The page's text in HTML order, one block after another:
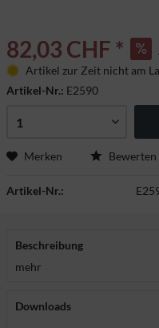
82,03 CHF *
Artikel zur Zeit nicht am
Artikel-Nr.: E2590
Merken Bewerten
Artikel-Nr.:
Beschreibung
mehr
Downloads